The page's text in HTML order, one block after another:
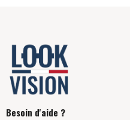
Besoin d'aide ?